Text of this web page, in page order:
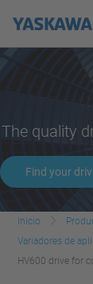
The quality
Find your
Inicio
Variadores de
HV600 drive for